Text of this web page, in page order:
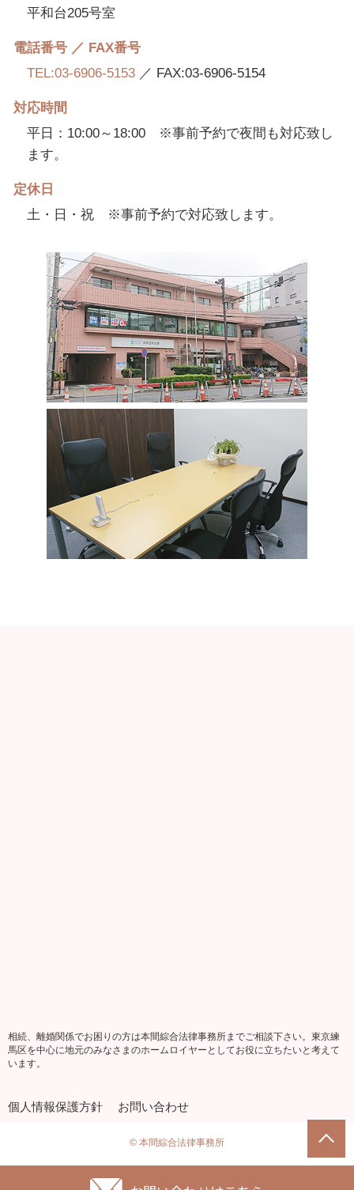
平和台205号室
電話番号 ／ FAX番号
TEL:03-6906-5153 ／ FAX:03-6906-5154
対応時間
平日：10:00～18:00 ※事前予約で夜間も対応致し
ます。
定休日
土・日・祝 ※事前予約で対応致します。
相続、離婚関係でお困りの方は本間綜合法律事務所までご相談下さい。東京練
馬区を中心に地元のみなさまのホームロイヤーとしてお役に立ちたいと考えて
います。
個人情報保護方針 お問い合わせ
© 本間綜合法律事務所